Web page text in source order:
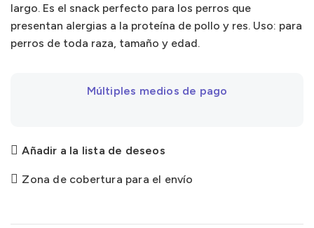
largo. Es el snack perfecto para los perros que
presentan alergias a la proteína de pollo y res. Uso: para
perros de toda raza, tamaño y edad.
Múltiples medios de pago
Añadir a la lista de deseos
Zona de cobertura para el envío